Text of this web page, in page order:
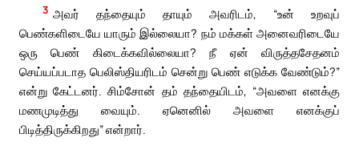
3 அவர் தந்தையும் தாயும் அவரிடம், “உன் உறவுப்
பெண்களிடையே யாரும் இல்லையா? நம் மக்கள் அனைவரிடையே
ஒரு பெண் கிடைக்கவில்லையா? நீ ஏன் விருத்தசேதனம்
செய்யப்படாத பெலிஸ்தியரிடம் சென்று பெண் எடுக்க வேண்டும்?”
என்று கேட்டனர். சிம்சோன் தம் தந்தையிடம், “அவளை எனக்கு
மணமுடித்து வையும். ஏனெனில் அவளை எனக்குப்
பிடித்திருக்கிறது” என்றார்.